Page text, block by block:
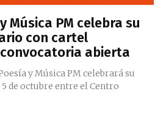
Música PM celebra su
con cartel
abierta
y Música PM celebrará su
de octubre entre el Centro